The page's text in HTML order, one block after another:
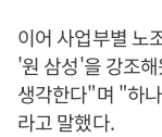
이어 사업부별 노
'원 삼성'을 강조
생각한다"며 "하
라고 말했다.